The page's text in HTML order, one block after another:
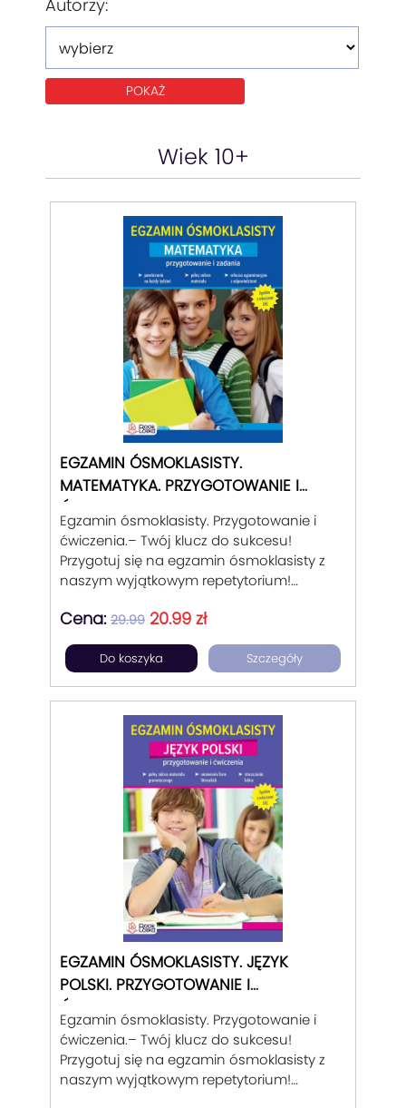
Autorzy:
Wiek 10+
EGZAMIN ÓSMOKLASISTY.
MATEMATYKA. PRZYGOTOWANIE I
ĆWICZENIA.
Egzamin ósmoklasisty. Przygotowanie i
ćwiczenia.– Twój klucz do sukcesu!
Przygotuj się na egzamin ósmoklasisty z
naszym wyjątkowym repetytorium!
materiały, które pomogą Ci zdobyć
wymarzony wynik. Nasze repetytoria
obejmują wszystkie zagadnienia
Każdy temat jest szczegółowo omówiony
i zilustrowany licznymi przykładami.
Oferujemy setki zadań z rozwiązaniami,
które pomogą Ci w praktyce zastosować
zdobytą wiedzę. Nasze repetytoria
cechują się prostym i zrozumiałym
językiem, który sprawia, że nawet
najbardziej skomplikowane zagadnienia
stają się łatwe do przyswojenia. Dzięki
temu nauka staje się przyjemnością, a
nie przykrym obowiązkiem.. Z nami zdasz
egzamin z najlepszym wynikiem!
Cena: 29.99 20.99 zł
Do koszyka Szczegóły
EGZAMIN ÓSMOKLASISTY. JĘZYK
POLSKI. PRZYGOTOWANIE I
ĆWICZENIA.
Egzamin ósmoklasisty. Przygotowanie i
ćwiczenia.– Twój klucz do sukcesu!
Przygotuj się na egzamin ósmoklasisty z
naszym wyjątkowym repetytorium!